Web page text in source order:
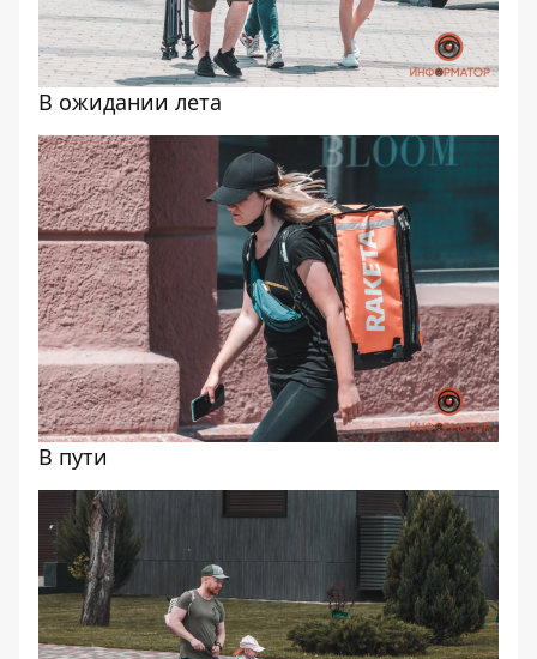
В ожидании лета
В пути